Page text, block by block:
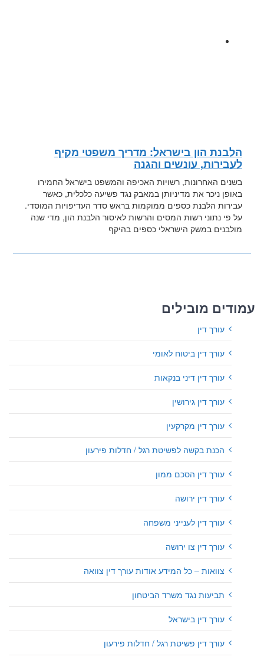
הלבנת הון בישראל: מדריך משפטי מקיף
לעבירות, עונשים והגנה
בשנים האחרונות, רשויות האכיפה והמשפט בישראל החמירו
באופן ניכר את מדיניותן במאבק נגד פשיעה כלכלית, כאשר
עבירות הלבנת כספים ממוקמות בראש סדר העדיפויות המוסדי.
על פי נתוני רשות המסים והרשות לאיסור הלבנת הון, מדי שנה
מולבנים במשק הישראלי כספים בהיקף
עמודים מובילים
עורך דין
עורך דין ביטוח לאומי
עורך דין דיני בנקאות
עורך דין גירושין
עורך דין מקרקעין
הכנת בקשה לפשיטת רגל / חדלות פירעון
עורך דין הסכם ממון
עורך דין ירושה
עורך דין לענייני משפחה
עורך דין צו ירושה
צוואות – כל המידע אודות עורך דין צוואה
תביעות נגד משרד הביטחון
עורך דין בישראל
עורך דין פשיטת רגל / חדלות פירעון